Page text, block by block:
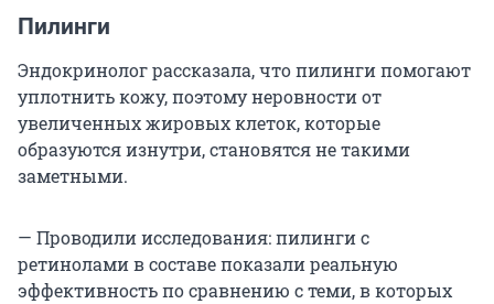
Пилинги
Эндокринолог рассказала, что пилинги помогают
уплотнить кожу, поэтому неровности от
увеличенных жировых клеток, которые
образуются изнутри, становятся не такими
заметными.
— Проводили исследования: пилинги с
ретинолами в составе показали реальную
эффективность по сравнению с теми, в которых